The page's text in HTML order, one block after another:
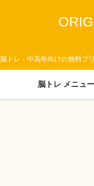
脳トレ - 中高年向けの無料プ
脳トレ メニュー